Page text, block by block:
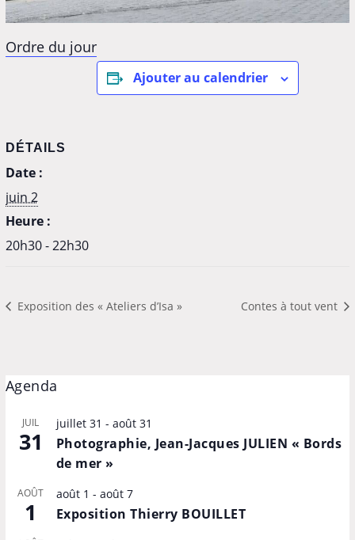
Ordre du jour
Ajouter au calendrier
DÉTAILS
Date :
juin 2
Heure :
20h30 - 22h30
Exposition des « Ateliers d’Isa » Contes à tout vent
Agenda
JUIL
31
juillet 31 - août 31
Photographie, Jean-Jacques JULIEN « Bords
de mer »
AOÛT
1
août 1 - août 7
Exposition Thierry BOUILLET